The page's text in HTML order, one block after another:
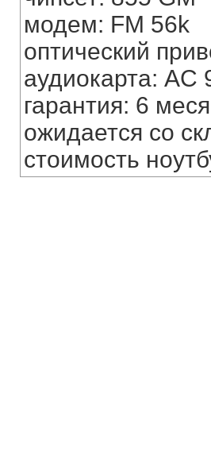
модем: FM 56k
оптический
аудиокарта: AC
гарантия: 6
ожидается со
стоимость